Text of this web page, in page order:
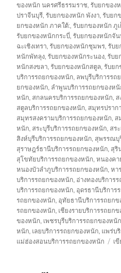
ของหนัก นครศรีธรรมราช,รับยกของ
ปราจีนบุรี,รับยกของหนัก พังงา,รับยก
ยกของหนัก ภาคใต้:,รับยกของหนัก ภู
รับยกของหนักกระบี่,รับยกของหนักจั
ฉะเชิงเทรา,รับยกของหนักชุมพร,รับ
หนักพัทลุง,รับยกของหนักระนอง,รับย
หนักสงขลา,รับยกของหนักสตูล,รับย
บริการรถยกของหนัก, ลพบุรีบริการรถ
ยกของหนัก, ลำพูนบริการรถยกของหนั
หนัก, สกลนครบริการรถยกของหนัก, ส
สตูลบริการรถยกของหนัก, สมุทรปราก
สมุทรสงครามบริการรถยกของหนัก, ส
หนัก, สระบุรีบริการรถยกของหนัก, สร
สิงห์บุรีบริการรถยกของหนัก, สุพรรณบุ
สุราษฎร์ธานีบริการรถยกของหนัก, สุริ
สุโขทัยบริการรถยกของหนัก,หนองคา
หนองบัวลำภูบริการรถยกของหนัก,หา
บริการรถยกของหนัก, อ่างทองบริการ
บริการรถยกของหนัก, อุดรธานีบริการ
รถยกของหนัก, อุทัยธานีบริการรถยก
รถยกของหนัก, เชียงรายบริการรถยก
ของหนัก, เพชรบุรีบริการรถยกของหนัก
หนัก, เลยบริการรถยกของหนัก, แพร่บ
แม่ฮ่องสอนบริการรถยกของหนัก
เ